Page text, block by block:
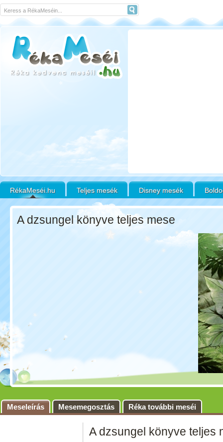
RékaMeséi.hu Teljes mesék Disney mesék
A dzsungel könyve teljes mese
Meseleírás Mesemegosztás Réka további meséi
A dzsungel könyve teljes